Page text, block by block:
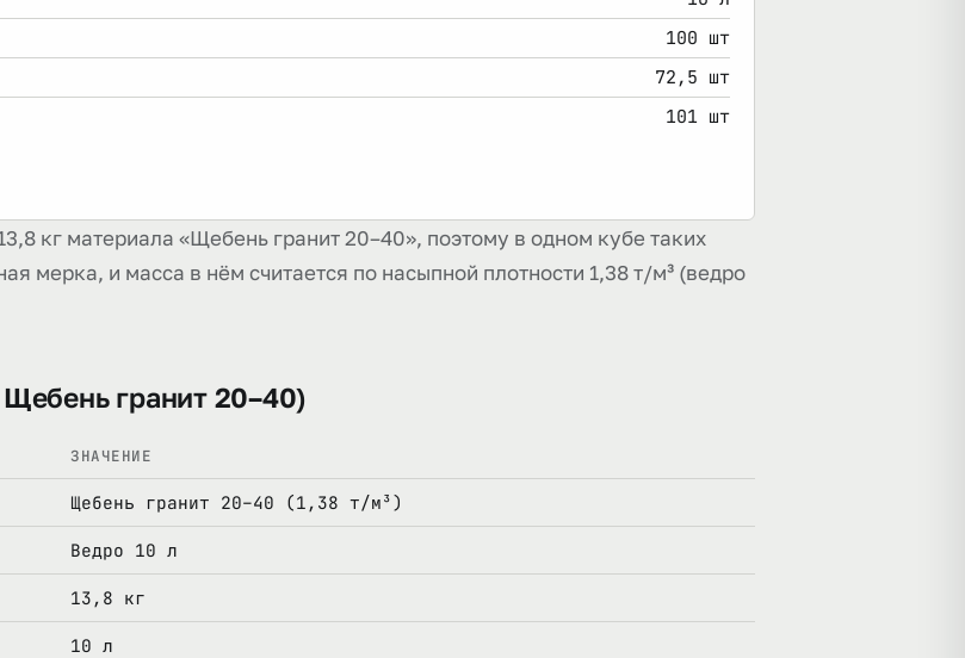
100 шт
72,5 шт
101 шт
кг материала «Щебень гранит 20–40», поэтому в одном кубе таких
мерка, и масса в нём считается по насыпной плотности 1,38 т/м³ (ведро
гранит 20–40)
ЗНАЧЕНИЕ
Щебень гранит 20–40 (1,38 т/м³)
Ведро 10 л
13,8 кг
10 л